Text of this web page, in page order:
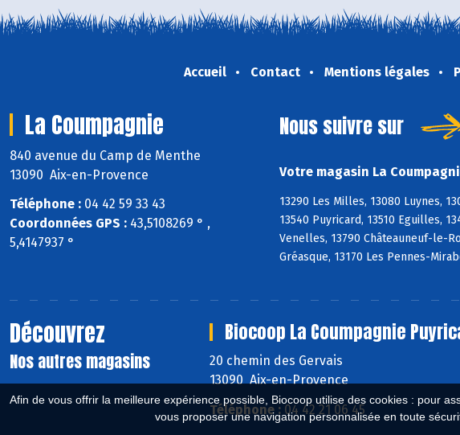
Afin de vous offrir la meilleure expérience possible, Biocoop utilise des cookies : pour
vous proposer une navigation personnalisée en toute
Accueil Contact Mentions légales
La Coumpagnie
840 avenue du Camp de Menthe
13090 Aix-en-Provence
Téléphone : 04 42 59 33 43
Coordonnées GPS : 43,5108269 ° ,
5,4147937 °
Nous suivre sur
Votre magasin La
13290 Les Milles, 13080 Luynes,
13540 Puyricard, 13510 Eguilles,
Venelles, 13790 Châteauneuf-le-
Gréasque, 13170 Les Pennes-
Découvrez
Nos autres magasins
Biocoop La Coumpagnie
20 chemin des Gervais
13090 Aix-en-Provence
Téléphone : 04 42 21 06 45